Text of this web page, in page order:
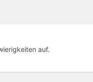
auf.